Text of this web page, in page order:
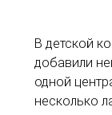
В детской
добавили
одной
несколько